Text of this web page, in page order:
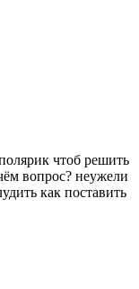
чтоб решить
вопрос? неужели
как поставить